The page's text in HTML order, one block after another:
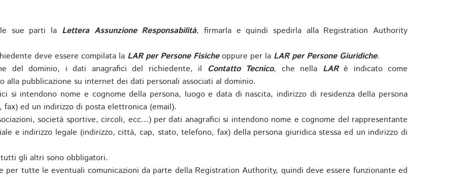
sue parti la Lettera Assunzione Responsabilità, firmarla e quindi spedirla alla Registration Authority
deve essere compilata la LAR per Persone Fisicheoppure per la LAR per Persone Giuridiche.
del dominio, i dati anagrafici del richiedente, il Contatto Tecnico, che nella LARè indicato come
alla pubblicazione su internet dei dati personali associati al dominio.
si intendono nome e cognome della persona, luogo e data di nascita, indirizzo di residenza della persona
ed un indirizzo di posta elettronica (email).
società sportive, circoli, ecc...) per dati anagrafici si intendono nome e cognome del rappresentante
e indirizzo legale (indirizzo, città, cap, stato, telefono, fax) della persona giuridica stessa ed un indirizzo di
gli altri sono obbligatori.
per tutte le eventuali comunicazioni da parte della Registration Authority, quindi deve essere funzionante ed